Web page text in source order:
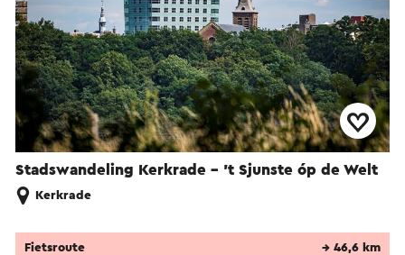
Stadswandeling Kerkrade - 't Sjunste óp de Welt
Kerkrade
Fietsroute → 46,6 km